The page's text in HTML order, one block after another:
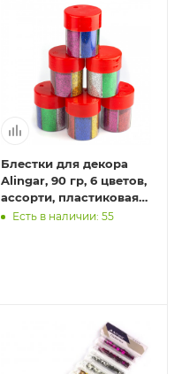
Блестки для декора
Alingar, 90 гр, 6 цветов,
ассорти, пластиковая
баночка
Есть в наличии: 55